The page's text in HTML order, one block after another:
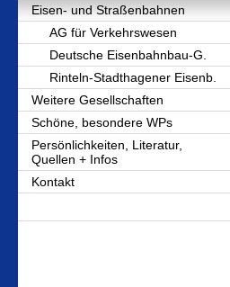
Eisen- und Straßenbahnen
AG für Verkehrswesen
Deutsche Eisenbahnbau-G.
Rinteln-Stadthagener Eisenb.
Weitere Gesellschaften
Schöne, besondere WPs
Persönlichkeiten, Literatur,
Quellen + Infos
Kontakt